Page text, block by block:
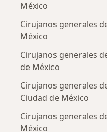
México
Cirujanos generales
México
Cirujanos generales
de México
Cirujanos generales
Ciudad de México
Cirujanos generales
México